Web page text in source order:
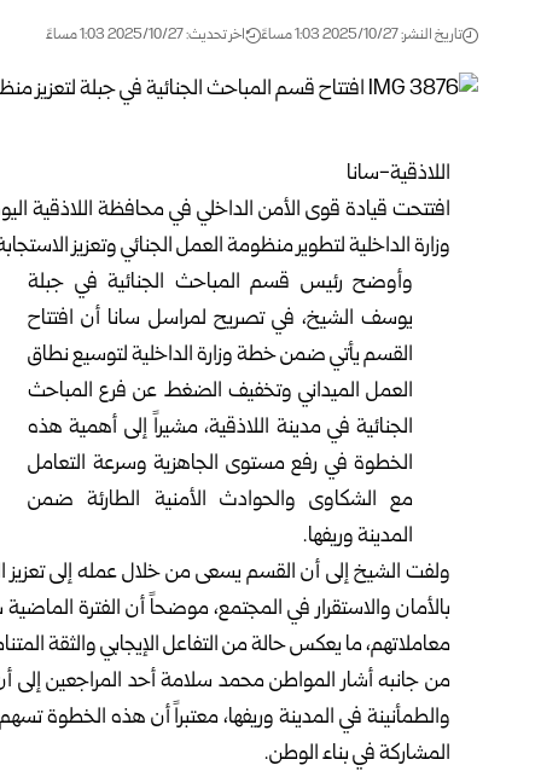
تاريخ النشر: 2025/10/27 1:03 مساءً اخر تحديث: 2025/10/27 1:03 مساءً
اللاذقية-سانا
افتتحت قيادة قوى الأمن الداخلي في محافظة اللاذقية
وزارة الداخلية لتطوير منظومة العمل الجنائي وتعزيز
وأوضح رئيس قسم المباحث الجنائية في جبلة
يوسف الشيخ، في تصريح لمراسل سانا أن افتتاح
القسم يأتي ضمن خطة وزارة الداخلية لتوسيع نطاق
العمل الميداني وتخفيف الضغط عن فرع المباحث
الجنائية في مدينة اللاذقية، مشيراً إلى أهمية هذه
الخطوة في رفع مستوى الجاهزية وسرعة التعامل
مع الشكاوى والحوادث الأمنية الطارئة ضمن
المدينة وريفها.
ولفت الشيخ إلى أن القسم يسعى من خلال عمله إلى تعزيز
بالأمان والاستقرار في المجتمع، موضحاً أن الفترة
معاملاتهم، ما يعكس حالة من التفاعل الإيجابي والثقة
من جانبه أشار المواطن محمد سلامة أحد المراجعين إلى
والطمأنينة في المدينة وريفها، معتبراً أن هذه الخطوة
المشاركة في بناء الوطن.